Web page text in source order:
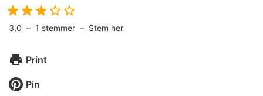
3,0 – 1 stemmer – Stem her
Print
Pin